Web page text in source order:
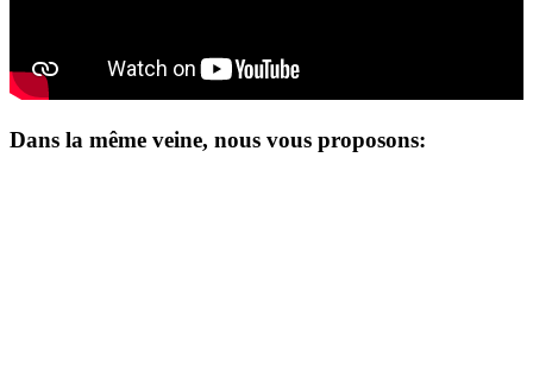
Dans la même veine, nous vous proposons: